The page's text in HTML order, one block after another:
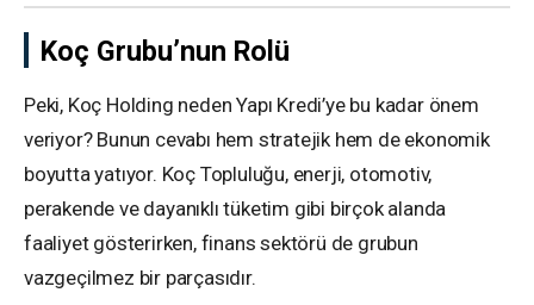
Koç Grubu’nun Rolü
Peki, Koç Holding neden Yapı Kredi’ye bu kadar önem
veriyor? Bunun cevabı hem stratejik hem de ekonomik
boyutta yatıyor. Koç Topluluğu, enerji, otomotiv,
perakende ve dayanıklı tüketim gibi birçok alanda
faaliyet gösterirken, finans sektörü de grubun
vazgeçilmez bir parçasıdır.